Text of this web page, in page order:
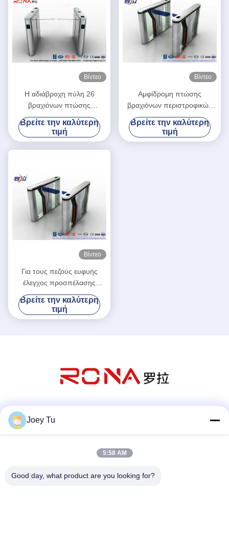
Βίντεο
Η αδιάβροχη πύλη 26
βραχιόνων πτώσης
περιστροφικών πυλών
βραχιόνων πτώσης δίπορτος
διπλής κατεύθυνσης
συγκεντρώνει το έλεγχο
Βρείτε την καλύτερη
τιμή
Βίντεο
Αμφίδρομη πτώσης
βραχιόνων περιστροφικών
πυλών RFID περιστροφική
πύλη Πολωνού καρτών
ενιαία με το εναντίον της
Βρείτε την καλύτερη
τιμή
Βίντεο
Για τους πεζούς ευφυής
έλεγχος προσπέλασης
περιστροφικών πυλών
βραχιόνων πτώσης
ασφάλειας με το δείκτη των
Βρείτε την καλύτερη
τιμή
Joey Tu
5:58 AM
Good day, what product are you looking for?